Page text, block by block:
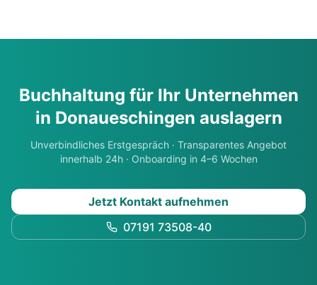
Buchhaltung für Ihr Unternehmen
in Donaueschingen auslagern
Unverbindliches Erstgespräch · Transparentes Angebot
innerhalb 24h · Onboarding in 4–6 Wochen
Jetzt Kontakt aufnehmen
07191 73508-40